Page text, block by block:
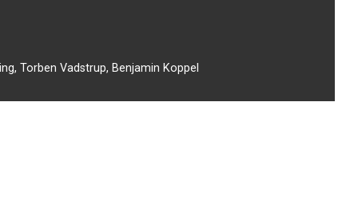
Torben Vadstrup, Benjamin Koppel